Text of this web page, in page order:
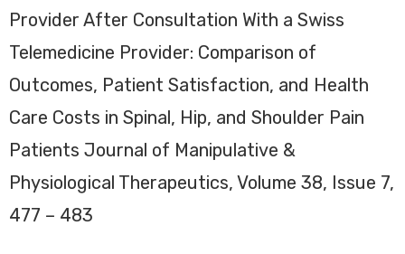
Provider After Consultation With a Swiss
Telemedicine Provider: Comparison of
Outcomes, Patient Satisfaction, and Health
Care Costs in Spinal, Hip, and Shoulder Pain
Patients Journal of Manipulative &
Physiological Therapeutics, Volume 38, Issue 7,
477 – 483